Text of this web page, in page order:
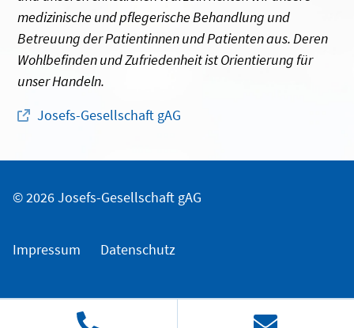
medizinische und pflegerische Behandlung und
Betreuung der Patientinnen und Patienten aus. Deren
Wohlbefinden und Zufriedenheit ist Orientierung für
unser Handeln.
Josefs-Gesellschaft gAG
Impressum Datenschutz
© 2026 Josefs-Gesellschaft gAG